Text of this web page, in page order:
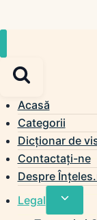
Acasă
Categorii
Dicționar de
Contactați-ne
Despre
Legal
Toggle